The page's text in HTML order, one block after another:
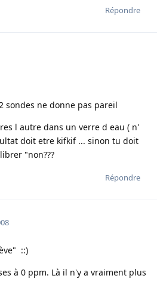
Répondre
sondes ne donne pas pareil
l autre dans un verre d eau ( n'
doit etre kifkif ... sinon tu doit
"non???
Répondre
::)
à 0 ppm. Là il n'y a vraiment plus